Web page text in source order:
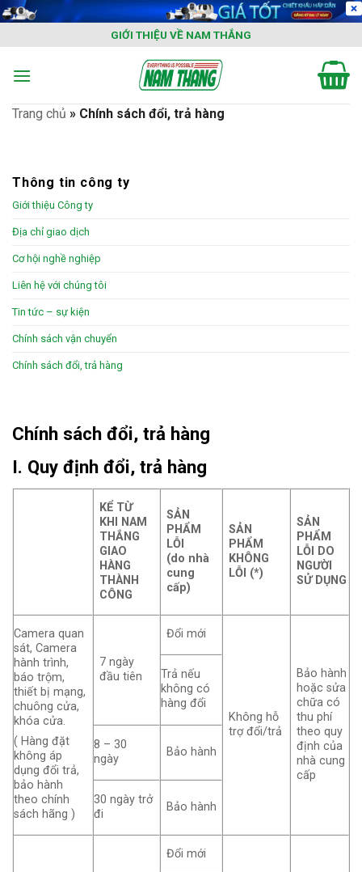
Skip
content
GIỚI THIỆU VỀ NAM THẮNG
Trang chủ » Chính sách đổi, trả hàng
Thông tin công ty
Giới thiệu Công ty
Địa chỉ giao dịch
Cơ hội nghề nghiệp
Liên hệ với chúng tôi
Tin tức – sự kiện
Chính sách vận chuyển
Chính sách đổi, trả hàng
Chính sách đổi, trả hàng
I. Quy định đổi, trả hàng
KỂ TỪ
KHI NAM
THẮNG
GIAO
HÀNG
THÀNH
CÔNG
SẢN
PHẨM
LỖI
(do nhà
cung
cấp)
SẢN
PHẨM
KHÔNG
LỖI (*)
SẢN
PHẨM
LỖI DO
NGƯỜI
SỬ DỤNG
Camera quan
sát, Camera
hành trình,
báo trộm,
thiết bị mạng,
chuông cửa,
khóa cửa.
( Hàng đặt
không áp
dụng đổi trả,
bảo hành
theo chính
sách hãng )
7 ngày
đầu tiên
Đổi mới
Không hỗ
trợ đổi/trả
Bảo hành
hoặc sửa
chữa có
thu phí
theo quy
định của
nhà cung
cấp
Trả nếu
không có
hàng đổi
8 – 30
ngày
Bảo hành
30 ngày trở
đi
Bảo hành
Đổi mới